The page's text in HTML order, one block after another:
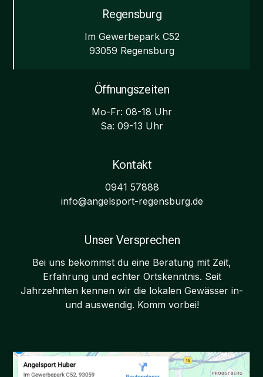
Regensburg
Im Gewerbepark C52
93059 Regensburg
Öffnungszeiten
Mo-Fr: 08-18 Uhr
Sa: 09-13 Uhr
Kontakt
0941 57888
info@angelsport-regensburg.de
Unser Versprechen
Bei uns bekommst du eine Beratung mit Zeit,
Erfahrung und echter Ortskenntnis. Seit
Jahrzehnten kennen wir die lokalen Gewässer in-
und auswendig. Komm vorbei!